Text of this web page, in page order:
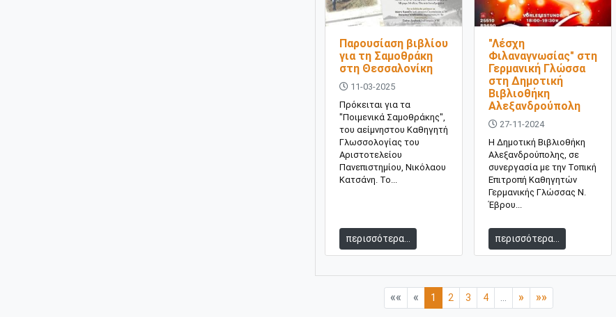
Παρουσίαση βιβλίου
για τη Σαμοθράκη
στη Θεσσαλονίκη
11-03-2025
Πρόκειται για τα
"Ποιμενικά Σαμοθράκης",
του αείμνηστου Καθηγητή
Γλωσσολογίας του
Αριστοτελείου
Πανεπιστημίου, Νικόλαου
Κατσάνη. Το...
περισσότερα...
"Λέσχη
Φιλαναγνωσίας" στη
Γερμανική Γλώσσα
στη Δημοτική
Βιβλιοθήκη
Αλεξανδρούπολη
27-11-2024
Η Δημοτική Βιβλιοθήκη
Αλεξανδρούπολης, σε
συνεργασία με την Τοπική
Επιτροπή Καθηγητών
Γερμανικής Γλώσσας Ν.
Έβρου...
περισσότερα...
«« « 1 2 3 4 » »»